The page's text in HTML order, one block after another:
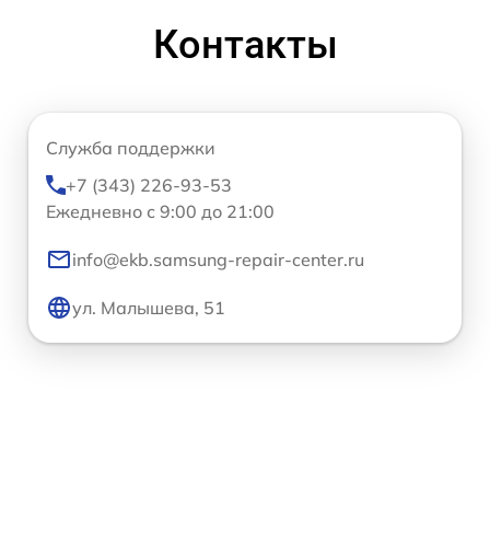
Контакты
Служба поддержки
+7 (343) 226-93-53
Ежедневно с 9:00 до 21:00
info@ekb.samsung-repair-center.ru
ул. Малышева, 51